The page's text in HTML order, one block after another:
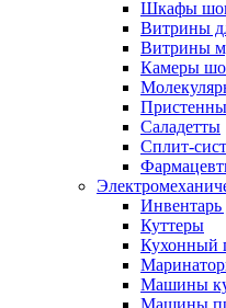
Шкафы
Витрины
Витрины
Камеры
Саладетты
Сплит-
Инвентарь
Куттеры
Кухонный
Машины
Машины